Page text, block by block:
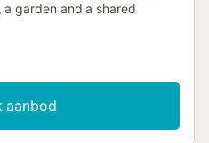
garden and a shared
aanbod